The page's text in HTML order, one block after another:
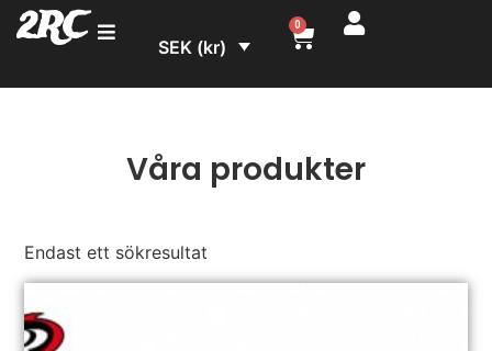
2RC SEK (kr)
0
Våra produkter
Endast ett sökresultat